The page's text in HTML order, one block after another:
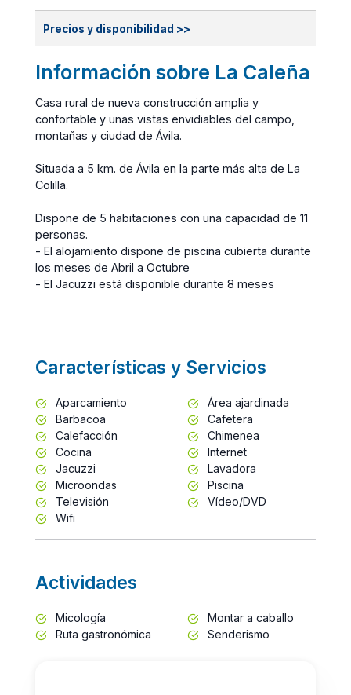
Precios y disponibilidad >>
Información sobre La Caleña
Casa rural de nueva construcción amplia y
confortable y unas vistas envidiables del campo,
montañas y ciudad de Ávila.
Situada a 5 km. de Ávila en la parte más alta de La
Colilla.
Dispone de 5 habitaciones con una capacidad de 11
personas.
- El alojamiento dispone de piscina cubierta durante
los meses de Abril a Octubre
- El Jacuzzi está disponible durante 8 meses
Características y Servicios
Aparcamiento
Área ajardinada
Barbacoa
Cafetera
Calefacción
Chimenea
Cocina
Internet
Jacuzzi
Lavadora
Microondas
Piscina
Televisión
Vídeo/DVD
Wifi
Actividades
Micología
Montar a caballo
Ruta gastronómica
Senderismo